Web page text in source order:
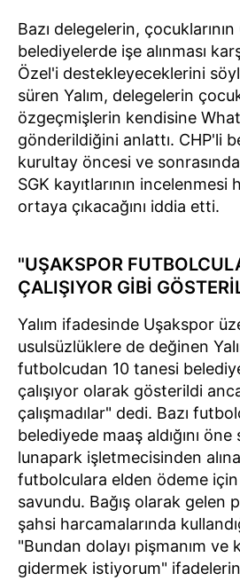
Bazı delegelerin, çocuklarının
belediyelerde işe alınması
Özel'i destekleyeceklerini
süren Yalım, delegelerin
özgeçmişlerin kendisine
gönderildiğini anlattı. CHP'li
kurultay öncesi ve
SGK kayıtlarının
ortaya çıkacağını iddia etti.
"UŞAKSPOR
ÇALIŞIYOR GİBİ
Yalım ifadesinde Uşakspor
usulsüzlüklere de değinen
futbolcudan 10 tanesi
çalışıyor olarak gösterildi
çalışmadılar" dedi. Bazı
belediyede maaş aldığını öne
lunapark işletmecisinden
futbolculara elden ödeme için
savundu. Bağış olarak gelen
şahsi harcamalarında
"Bundan dolayı pişmanım ve
gidermek istiyorum"